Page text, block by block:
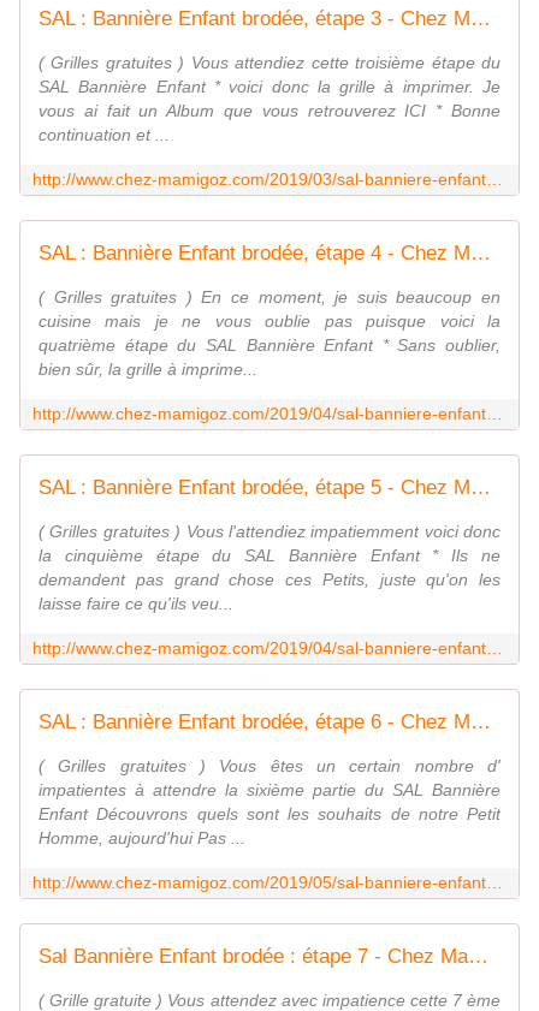
SAL : Bannière Enfant brodée, étape 3 - Chez Mamigoz
( Grilles gratuites ) Vous attendiez cette troisième étape du
SAL Bannière Enfant * voici donc la grille à imprimer. Je
vous ai fait un Album que vous retrouverez ICI * Bonne
continuation et ...
SAL : Bannière Enfant brodée, étape 4 - Chez Mamigoz
( Grilles gratuites ) En ce moment, je suis beaucoup en
cuisine mais je ne vous oublie pas puisque voici la
quatrième étape du SAL Bannière Enfant * Sans oublier,
bien sûr, la grille à imprime...
SAL : Bannière Enfant brodée, étape 5 - Chez Mamigoz
( Grilles gratuites ) Vous l'attendiez impatiemment voici donc
la cinquième étape du SAL Bannière Enfant * Ils ne
demandent pas grand chose ces Petits, juste qu'on les
laisse faire ce qu'ils veu...
SAL : Bannière Enfant brodée, étape 6 - Chez Mamigoz
( Grilles gratuites ) Vous êtes un certain nombre d'
impatientes à attendre la sixième partie du SAL Bannière
Enfant Découvrons quels sont les souhaits de notre Petit
Homme, aujourd'hui Pas ...
Sal Bannière Enfant brodée : étape 7 - Chez Mamigoz
( Grille gratuite ) Vous attendez avec impatience cette 7 ème